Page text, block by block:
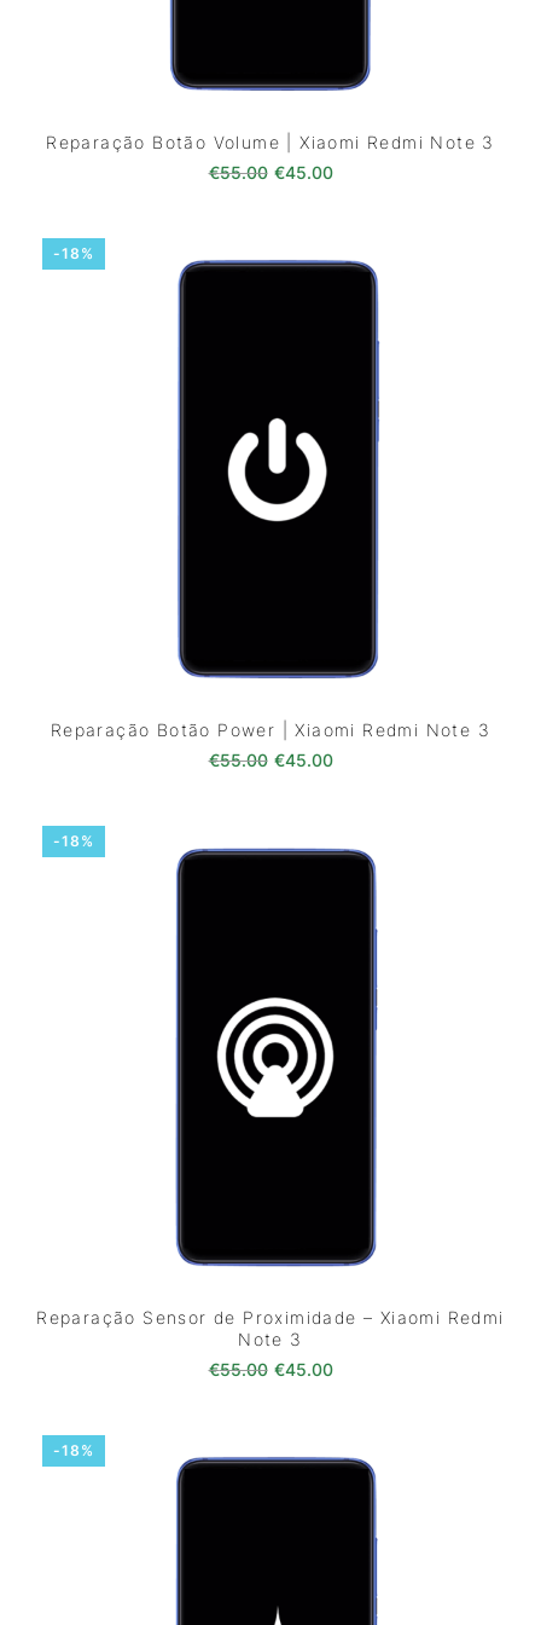
Reparação Botão Volume | Xiaomi Redmi Note 3
€55.00 O preço original era: €55.00.
€45.00O preço atual é:
-18%
Reparação Botão Power | Xiaomi Redmi Note 3
€55.00 O preço original era: €55.00.
€45.00O preço atual é:
-18%
Reparação Sensor de Proximidade – Xiaomi Redmi
Note 3
€55.00 O preço original era: €55.00.
€45.00O preço atual é:
-18%